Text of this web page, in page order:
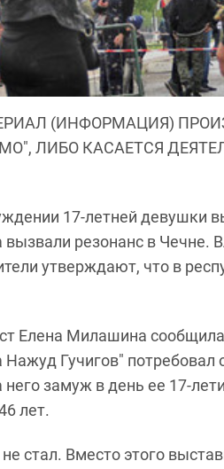
(ИНФОРМАЦИЯ)
ЛИБО КАСАЕТСЯ
17-летней девушки
вызвали резонанс в Чечне.
утверждают, что в
Елена Милашина
Нажуд Гучигов"
замуж в день ее 17-
лет.
стал. Вместо этого